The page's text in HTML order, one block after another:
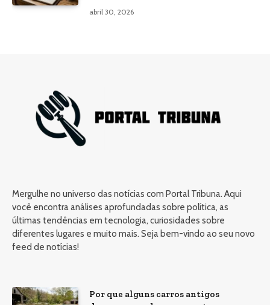
abril 30, 2026
Mergulhe no universo das notícias com Portal Tribuna. Aqui
você encontra análises aprofundadas sobre política, as
últimas tendências em tecnologia, curiosidades sobre
diferentes lugares e muito mais. Seja bem-vindo ao seu novo
feed de notícias!
Por que alguns carros antigos